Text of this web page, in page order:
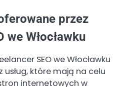
przez
Włocławku
SEO we Włocławku
usług, które mają na celu
internetowych w